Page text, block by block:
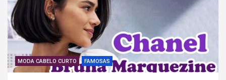
MODA CABELO CURTO FAMOSAS